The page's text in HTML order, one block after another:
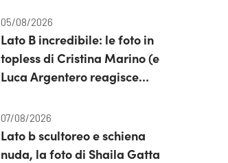
05/08/2026
Lato B incredibile: le foto in
topless di Cristina Marino (e
Luca Argentero reagisce
07/08/2026
Lato b scultoreo e schiena
nuda, la foto di Shaila Gatta